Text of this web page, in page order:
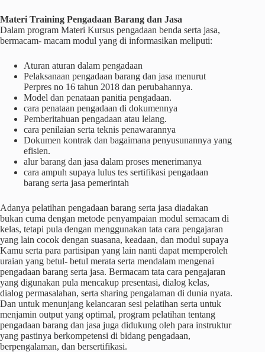
Materi Training Pengadaan Barang dan Jasa
Dalam program Materi Kursus pengadaan benda serta jasa,
bermacam- macam modul yang di informasikan meliputi:
Aturan aturan dalam pengadaan
Pelaksanaan pengadaan barang dan jasa menurut
Perpres no 16 tahun 2018 dan perubahannya.
Model dan penataan panitia pengadaan.
cara penataan pengadaan di dokumennya
Pemberitahuan pengadaan atau lelang.
cara penilaian serta teknis penawarannya
Dokumen kontrak dan bagaimana penyusunannya yang
efisien.
alur barang dan jasa dalam proses menerimanya
cara ampuh supaya lulus tes sertifikasi pengadaan
barang serta jasa pemerintah
Adanya pelatihan pengadaan barang serta jasa diadakan
bukan cuma dengan metode penyampaian modul semacam di
kelas, tetapi pula dengan menggunakan tata cara pengajaran
yang lain cocok dengan suasana, keadaan, dan modul supaya
Kamu serta para partisipan yang lain nanti dapat memperoleh
uraian yang betul- betul merata serta mendalam mengenai
pengadaan barang serta jasa. Bermacam tata cara pengajaran
yang digunakan pula mencakup presentasi, dialog kelas,
dialog permasalahan, serta sharing pengalaman di dunia nyata.
Dan untuk menunjang kelancaran sesi pelatihan serta untuk
menjamin output yang optimal, program pelatihan tentang
pengadaan barang dan jasa juga didukung oleh para instruktur
yang pastinya berkompetensi di bidang pengadaan,
berpengalaman, dan bersertifikasi.